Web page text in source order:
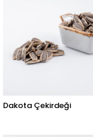
Dakota Çekirdeği